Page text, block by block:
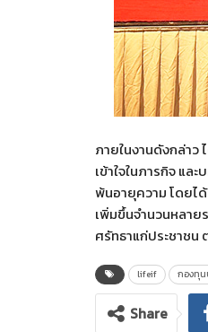
ภายในงานดังกล่าว
เข้าใจในภารกิจ แ
พ้นอายุความ โดยไ
เพิ่มขึ้นจำนวนหลาย
ศรัทธาแก่ประชาชน
lifeif กองทุน
Share